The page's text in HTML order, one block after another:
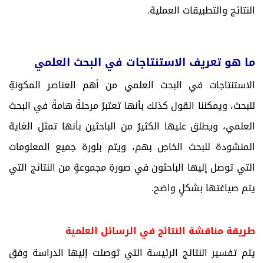
النتائج والتطبيقات العملية.
ما هو تعريف الاستنتاجات في البحث العلمي
الاستنتاجات في البحث العلمي من أهم العناصر المكونةِ
للبحث، ويمكننا القول كذلك بأنها تعتبرُ مرحلةً هامةً في البحث
العلمي، ويطلق عليها الكثيرُ من الباحثين بأنها تمثل الغاية
المنشودة للبحث الخاصِ بهم، ويتم بلورة جميع المعلومات
التي توصل إليها الباحثون في صورةِ مجموعةٍ من النتائج التي
يتم صياغتها بشكلٍ واضح.
طريقة مناقشة النتائج في الرسائل العلمية
يتم تفسير النتائج الرئيسة التي توصلت إليها الدراسة وفق